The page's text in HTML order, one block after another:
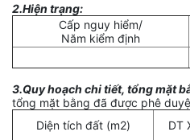
2.Hiện trạng:
Cấp nguy hiểm/
Năm kiểm định
3.Quy hoạch chi tiết, tổng mặt
tổng mặt bằng đã được phê
Diện tích đất (m2)
DT